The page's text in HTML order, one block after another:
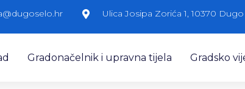
Ulica Josipa Zorića 1, 10370
Gradonačelnik i upravna tijela Gradsko